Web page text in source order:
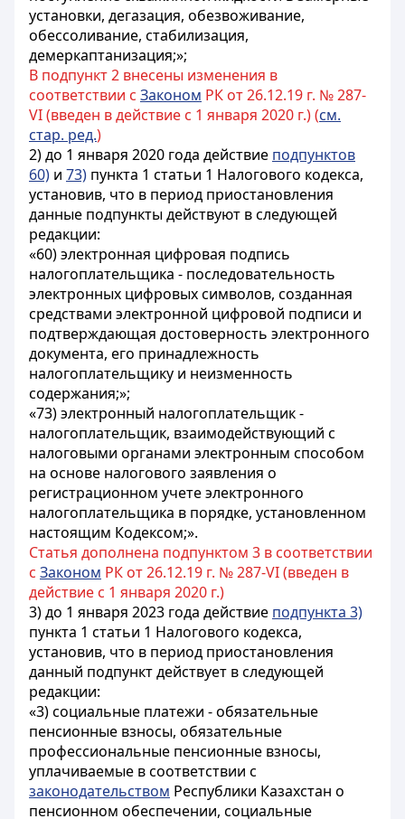
установки, дегазация, обезвоживание,
обессоливание, стабилизация,
демеркаптанизация;»;
В подпункт 2 внесены изменения в
соответствии с Законом РК от 26.12.19 г. № 287-
VI (введен в действие с 1 января 2020 г.) (см.
стар. ред.)
2) до 1 января 2020 года действие подпунктов
60) и 73) пункта 1 статьи 1 Налогового кодекса,
установив, что в период приостановления
данные подпункты действуют в следующей
редакции:
«60) электронная цифровая подпись
налогоплательщика - последовательность
электронных цифровых символов, созданная
средствами электронной цифровой подписи и
подтверждающая достоверность электронного
документа, его принадлежность
налогоплательщику и неизменность
содержания;»;
«73) электронный налогоплательщик -
налогоплательщик, взаимодействующий с
налоговыми органами электронным способом
на основе налогового заявления о
регистрационном учете электронного
налогоплательщика в порядке, установленном
настоящим Кодексом;».
Статья дополнена подпунктом 3 в соответствии
с Законом РК от 26.12.19 г. № 287-VI (введен в
действие с 1 января 2020 г.)
3) до 1 января 2023 года действие подпункта 3)
пункта 1 статьи 1 Налогового кодекса,
установив, что в период приостановления
данный подпункт действует в следующей
редакции:
«3) социальные платежи - обязательные
пенсионные взносы, обязательные
профессиональные пенсионные взносы,
уплачиваемые в соответствии с
законодательством Республики Казахстан о
пенсионном обеспечении, социальные